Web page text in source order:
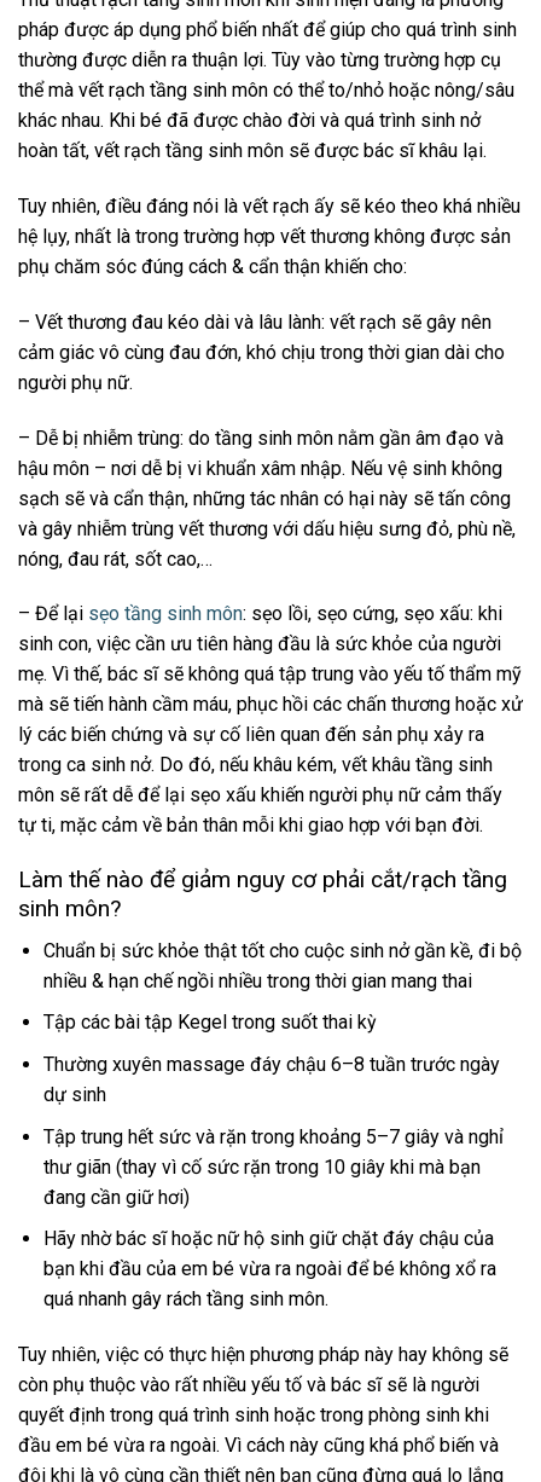
pháp được áp dụng phổ biến nhất để giúp cho quá trình sinh
thường được diễn ra thuận lợi. Tùy vào từng trường hợp cụ
thể mà vết rạch tầng sinh môn có thể to/nhỏ hoặc nông/sâu
khác nhau. Khi bé đã được chào đời và quá trình sinh nở
hoàn tất, vết rạch tầng sinh môn sẽ được bác sĩ khâu lại.
Tuy nhiên, điều đáng nói là vết rạch ấy sẽ kéo theo khá nhiều
hệ lụy, nhất là trong trường hợp vết thương không được sản
phụ chăm sóc đúng cách & cẩn thận khiến cho:
– Vết thương đau kéo dài và lâu lành: vết rạch sẽ gây nên
cảm giác vô cùng đau đớn, khó chịu trong thời gian dài cho
người phụ nữ.
– Dễ bị nhiễm trùng: do tầng sinh môn nằm gần âm đạo và
hậu môn – nơi dễ bị vi khuẩn xâm nhập. Nếu vệ sinh không
sạch sẽ và cẩn thận, những tác nhân có hại này sẽ tấn công
và gây nhiễm trùng vết thương với dấu hiệu sưng đỏ, phù nề,
nóng, đau rát, sốt cao,…
– Để lại sẹo tầng sinh môn: sẹo lồi, sẹo cứng, sẹo xấu: khi
sinh con, việc cần ưu tiên hàng đầu là sức khỏe của người
mẹ. Vì thế, bác sĩ sẽ không quá tập trung vào yếu tố thẩm mỹ
mà sẽ tiến hành cầm máu, phục hồi các chấn thương hoặc xử
lý các biến chứng và sự cố liên quan đến sản phụ xảy ra
trong ca sinh nở. Do đó, nếu khâu kém, vết khâu tầng sinh
môn sẽ rất dễ để lại sẹo xấu khiến người phụ nữ cảm thấy
tự ti, mặc cảm về bản thân mỗi khi giao hợp với bạn đời.
Làm thế nào để giảm nguy cơ phải cắt/rạch tầng
sinh môn?
Chuẩn bị sức khỏe thật tốt cho cuộc sinh nở gần kề, đi bộ
nhiều & hạn chế ngồi nhiều trong thời gian mang thai
Tập các bài tập Kegel trong suốt thai kỳ
Thường xuyên massage đáy chậu 6–8 tuần trước ngày
dự sinh
Tập trung hết sức và rặn trong khoảng 5–7 giây và nghỉ
thư giãn (thay vì cố sức rặn trong 10 giây khi mà bạn
đang cần giữ hơi)
Hãy nhờ bác sĩ hoặc nữ hộ sinh giữ chặt đáy chậu của
bạn khi đầu của em bé vừa ra ngoài để bé không xổ ra
quá nhanh gây rách tầng sinh môn.
Tuy nhiên, việc có thực hiện phương pháp này hay không sẽ
còn phụ thuộc vào rất nhiều yếu tố và bác sĩ sẽ là người
quyết định trong quá trình sinh hoặc trong phòng sinh khi
đầu em bé vừa ra ngoài. Vì cách này cũng khá phổ biến và
đôi khi là vô cùng cần thiết nên bạn cũng đừng quá lo lắng